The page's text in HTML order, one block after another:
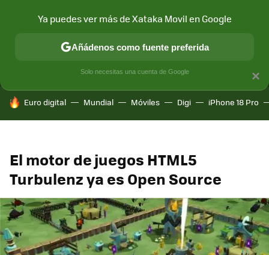
MÓVIL Y SOCIEDAD APLICACIONES
HOY SE HABLA DE
Euro digital Mundial Móviles Digi iPhone 18 Pro
El motor de juegos HTML5
Turbulenz ya es Open Source
×
Ya puedes ver más de Xataka Movil en Google
Añádenos como fuente preferida
Solo necesitas una cuenta de Google